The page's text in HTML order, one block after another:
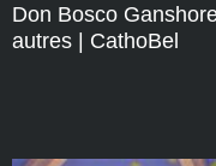
Don Bosco
autres | CathoBel